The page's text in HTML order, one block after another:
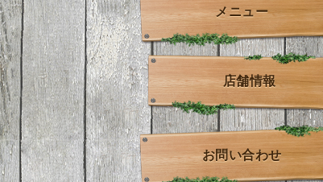
メニュー
店舗情報
お問い合わせ